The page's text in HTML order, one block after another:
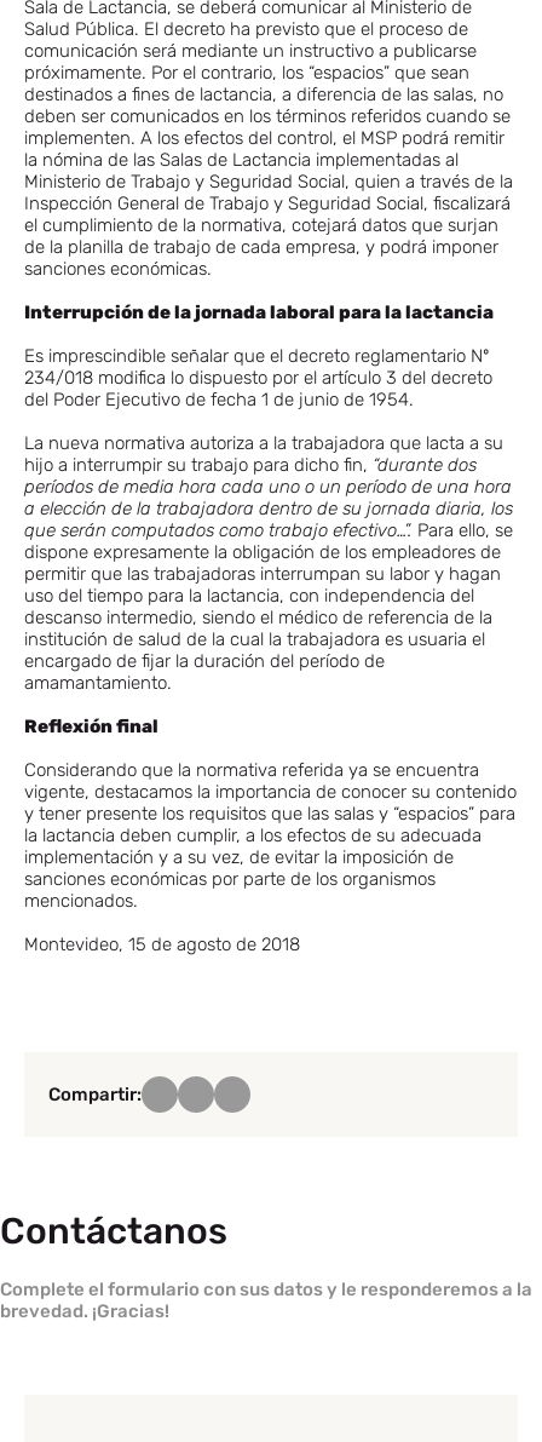
Sala de Lactancia, se deberá comunicar al Ministerio de
Salud Pública. El decreto ha previsto que el proceso de
comunicación será mediante un instructivo a publicarse
próximamente. Por el contrario, los “espacios” que sean
destinados a fines de lactancia, a diferencia de las salas, no
deben ser comunicados en los términos referidos cuando se
implementen. A los efectos del control, el MSP podrá remitir
la nómina de las Salas de Lactancia implementadas al
Ministerio de Trabajo y Seguridad Social, quien a través de la
Inspección General de Trabajo y Seguridad Social, fiscalizará
el cumplimiento de la normativa, cotejará datos que surjan
de la planilla de trabajo de cada empresa, y podrá imponer
sanciones económicas.
Interrupción de la jornada laboral para la lactancia
Es imprescindible señalar que el decreto reglamentario Nº
234/018 modifica lo dispuesto por el artículo 3 del decreto
del Poder Ejecutivo de fecha 1 de junio de 1954.
La nueva normativa autoriza a la trabajadora que lacta a su
hijo a interrumpir su trabajo para dicho fin, “durante dos
períodos de media hora cada uno o un período de una hora
a elección de la trabajadora dentro de su jornada diaria, los
que serán computados como trabajo efectivo…”. Para ello, se
dispone expresamente la obligación de los empleadores de
permitir que las trabajadoras interrumpan su labor y hagan
uso del tiempo para la lactancia, con independencia del
descanso intermedio, siendo el médico de referencia de la
institución de salud de la cual la trabajadora es usuaria el
encargado de fijar la duración del período de
amamantamiento.
Reflexión final
Considerando que la normativa referida ya se encuentra
vigente, destacamos la importancia de conocer su contenido
y tener presente los requisitos que las salas y “espacios” para
la lactancia deben cumplir, a los efectos de su adecuada
implementación y a su vez, de evitar la imposición de
sanciones económicas por parte de los organismos
mencionados.
Montevideo, 15 de agosto de 2018
Compartir:
Contáctanos
Complete el formulario con sus datos y le responderemos a la
brevedad. ¡Gracias!